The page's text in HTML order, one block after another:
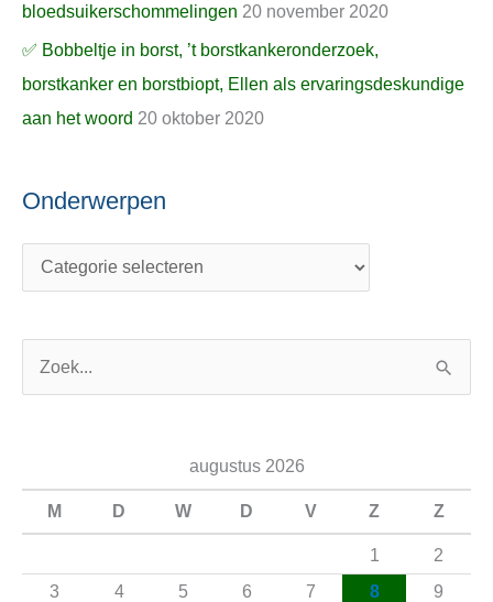
bloedsuikerschommelingen 20 november 2020
✅ Bobbeltje in borst, ’t borstkankeronderzoek,
borstkanker en borstbiopt, Ellen als ervaringsdeskundige
aan het woord 20 oktober 2020
Onderwerpen
a
augustus 2026
M D W D V Z Z
1
2
3
4 5 6 7 8
9